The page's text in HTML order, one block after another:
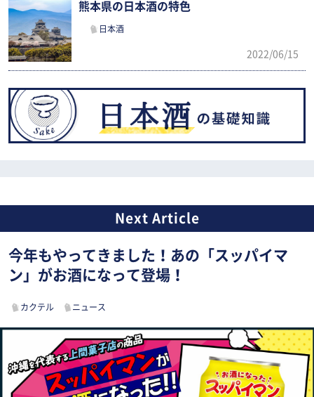
熊本県の日本酒の特色
日本酒
2022/06/15
今年もやってきました！あの「スッパイマ
ン」がお酒になって登場！
カクテル ニュース